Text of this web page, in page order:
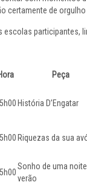
certamente de
escolas participantes,
Peça
História D’Engatar
Riquezas da sua
Sonho de uma
verão